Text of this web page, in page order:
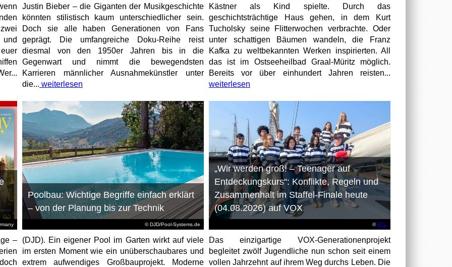
Justin Bieber – die Giganten der Musikgeschichte
könnten stilistisch kaum unterschiedlicher sein.
Doch sie alle haben Generationen von Fans
geprägt. Die umfangreiche Doku-Reihe reist
diesmal von den 1950er Jahren bis in die
Gegenwart und nimmt die bewegendsten
Karrieren männlicher Ausnahmekünstler unter
die... weiterlesen
Kästner als Kind spielte. Durch das
geschichtsträchtige Haus gehen, in dem Kurt
Tucholsky seine Flitterwochen verbrachte. Oder
unter schattigen Bäumen wandeln, die Franz
Kafka zu weltbekannten Werken inspirierten. All
das ist im Ostseeheilbad Graal-Müritz möglich.
Bereits vor über einhundert Jahren reisten...
weiterlesen
–
© DJD/Pool-Systems.de
Poolbau: Wichtige Begriffe einfach erklärt
– von der Planung bis zur Technik
(DJD). Ein eigener Pool im Garten wirkt auf viele
im ersten Moment wie ein unüberschaubares und
extrem aufwendiges Großbauprojekt. Moderne
©RTL
„Wir werden groß! – Teenager auf
Entdeckungskurs“: Konflikte, Regeln und
Zusammenhalt im Staffel-Finale heute
(04.08.2026) auf VOX
Das einzigartige VOX-Generationenprojekt
begleitet zwölf Jugendliche nun schon seit einem
vollen Jahrzehnt auf ihrem Weg durchs Leben. Die